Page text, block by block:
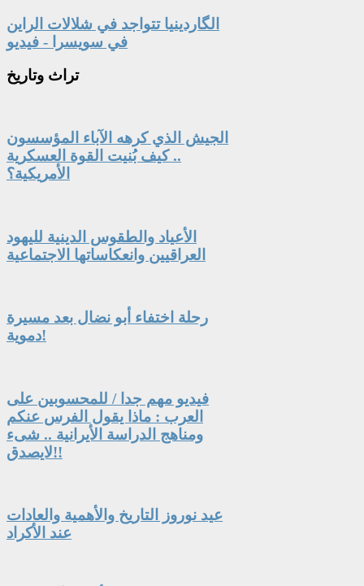
الگاردينيا تتواجد في شلالات الراين
في سويسرا - فيديو
تراث وتاريخ
الجيش الذي كرهه الآباء المؤسسون
.. كيف بُنيت القوة العسكرية
الأمريكية؟
الأعياد والطقوس الدينية لليهود
العراقيين وانعكاساتها الاجتماعية
رحلة اختفاء أبو نضال بعد مسيرة
دموية!
فيديو مهم جدا / للمحسوبين على
العرب : ماذا يقول الفرس عنكم
ومناهج الدراسة الأيرانية .. شىء
لايصدق!!
عيد نوروز التاريخ والأهمية والعادات
عند الأكراد